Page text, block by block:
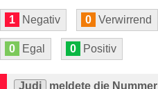
1 Negativ 0 Verwirrend
0 Egal 0 Positiv
Judi
meldete die